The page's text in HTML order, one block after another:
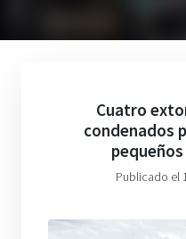
Cuatro
condenados
Publicado el